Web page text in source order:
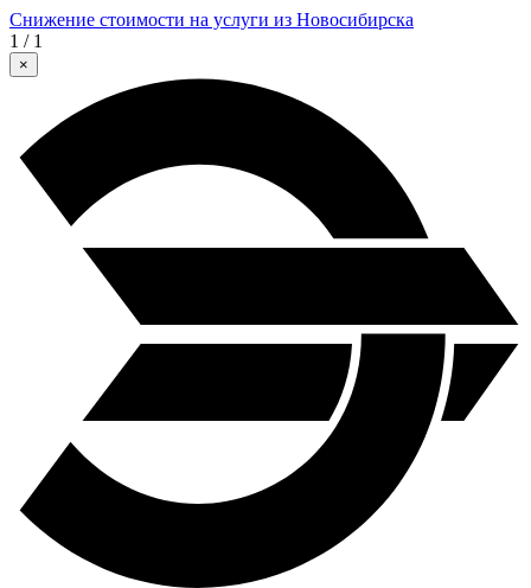
Снижение стоимости на услуги из Новосибирска
1 / 1
×